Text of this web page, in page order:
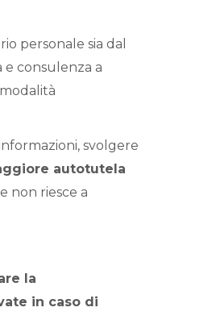
personale sia dal
consulenza a
svolgere
autotutela
non riesce a
la
in caso di